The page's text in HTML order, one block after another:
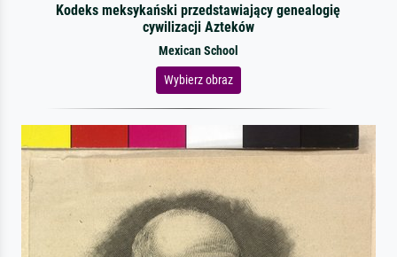
Kodeks meksykański przedstawiający genealogię
cywilizacji Azteków
Mexican School
Wybierz obraz